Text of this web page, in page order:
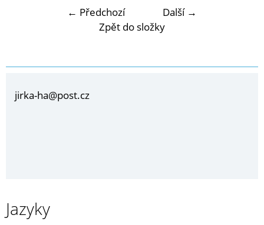
← Předchozí
Další →
Zpět do složky
jirka-ha@post.cz
Jazyky